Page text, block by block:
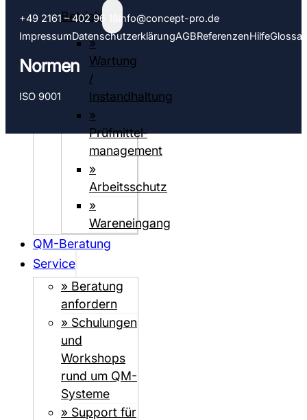
Betrieb
»
Wartung
/
Instandhaltung
»
Prüfmittel­­
management
»
Arbeitsschutz
»
Wareneingang
QM-Beratung
Service
» Beratung
anfordern
» Schulungen
und
Workshops
rund um QM-
Systeme
» Support für
+49 2161 – 402 96 18
info@concept-pro.de
ImpressumDatenschutz­­erklärungAGBReferenzenHilfeGlossar
Normen
ISO 9001